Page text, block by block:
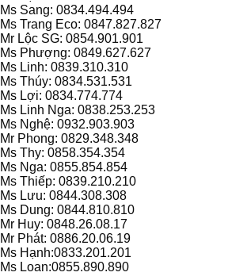
Ms Sang: 0834.494.494
Ms Trang Eco: 0847.827.827
Mr Lộc SG: 0854.901.901
Ms Phượng: 0849.627.627
Ms Linh: 0839.310.310
Ms Thúy: 0834.531.531
Ms Lợi: 0834.774.774
Ms Linh Nga: 0838.253.253
Ms Nghệ: 0932.903.903
Mr Phong: 0829.348.348
Ms Thy: 0858.354.354
Ms Nga: 0855.854.854
Ms Thiếp: 0839.210.210
Ms Lưu: 0844.308.308
Ms Dung: 0844.810.810
Mr Huy: 0848.26.08.17
Mr Phát: 0886.20.06.19
Ms Hạnh:0833.201.201
Ms Loan:0855.890.890